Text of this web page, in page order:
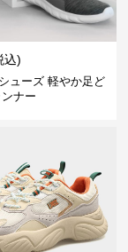
込)
ューズ 軽やか足ど
ナー